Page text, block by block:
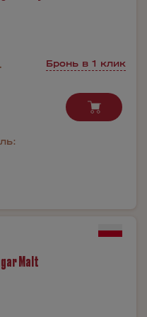
Бронь в 1 клик
Malt